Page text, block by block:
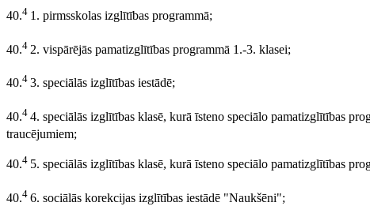
40.4 1. pirmsskolas izglītības programmā;
40.4 2. vispārējās pamatizglītības programmā 1.-3. klasei;
40.4 3. speciālās izglītības iestādē;
40.4 4. speciālās izglītības klasē, kurā īsteno speciālo pamatizglītības
traucējumiem;
40.4 5. speciālās izglītības klasē, kurā īsteno speciālo pamatizglītības
40.4 6. sociālās korekcijas izglītības iestādē "Naukšēni";